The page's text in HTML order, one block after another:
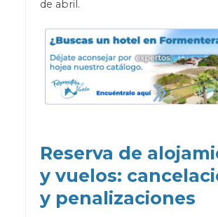
de abril.
Reserva de
y vuelos:
y penalizaciones